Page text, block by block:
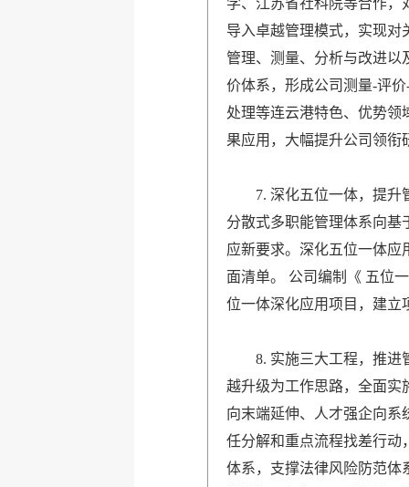
学、江苏省社科院等合作，
导入卓越管理模式，实现对
管理、测量、分析与改进以
价体系，形成公司测量-评
处理等连云港特色、优势领
果应用，大幅提升公司领衔
7. 深化五位一体，提升
分散式多职能管理体系向基
应新要求。深化五位一体应
面清单。 公司编制《 五位
位一体深化应用项目，建立
8. 实施三大工程，推进
越升级为工作思路，全面实
向末端延伸、人才强企向系
任分解和重点流程找差行动
体系，支撑法律风险防范体